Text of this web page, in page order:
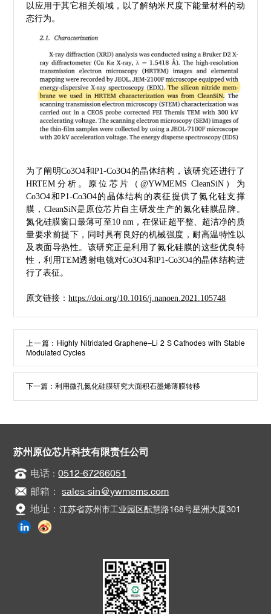
以应用于其它相关领域，以了解纳米尺度下能量材料的动
态行为。
为了阐明Co3O4和P1-Co3O4的晶体结构，该研究还进行了
HRTEM分析。原位芯片（@YWMEMS CleanSiN）为
Co3O4和P1-Co3O4的晶体结构的表征提供了氮化硅支撑
膜，CleanSiN是原位芯片自主研发生产的氮化硅膜品牌。
氮化硅膜窗口最薄可至10 nm，在保证超平整、超洁净的质
量要求前提下，同时具有良好的机械强度，耐高温特性以
及表面导热性。该研究正是利用了氮化硅膜的这些优良特
性，利用TEM透射电镜对Co3O4和P1-Co3O4的晶体结构进
行了表征。
原文链接：https://doi.org/10.1016/j.nanoen.2021.105748
上一篇： Highly Nitridated Graphene–Li 2 S Cathodes with Stable
Modulated Cycles
下一篇：利用微孔氮化硅膜研究大面积石墨烯薄膜转移
苏州原位芯片科技有限责任公司
电话 ：0512-67266051
邮箱：
sales-sin@ywmems.com
地址：江苏省苏州市工业园区酝慧路168号星洲大厦301